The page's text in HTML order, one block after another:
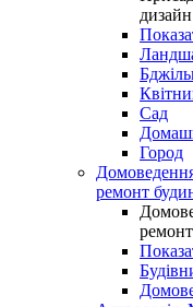
дизайн
Сад
Город
ремонт